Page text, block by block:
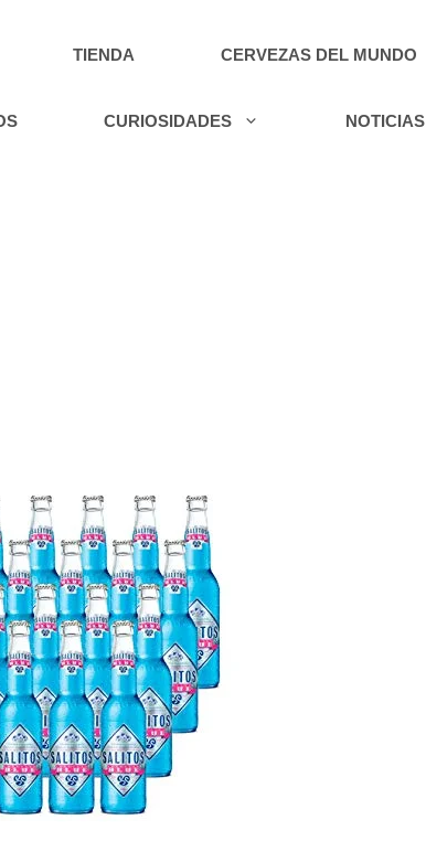
TIENDA CERVEZAS DEL MUNDO
CURIOSIDADES NOTICIAS